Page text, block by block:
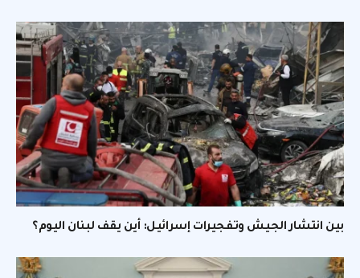
بين انتشار الجيش وتفجيرات إسرائيل: أين يقف لبنان اليوم؟